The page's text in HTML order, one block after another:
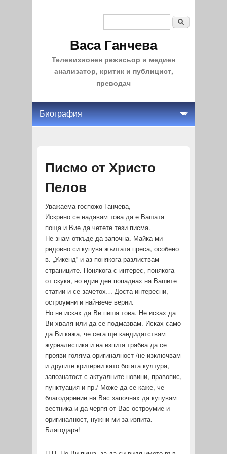
Васа Ганчева
Телевизионен режисьор и медиен
анализатор, критик и публицист,
преводач
Писмо от Христо
Пелов
Уважаема госпожо Ганчева,
Искрено се надявам това да е Вашата
поща и Вие да четете тези писма.
Не знам откъде да започна. Майка ми
редовно си купува жълтата преса, особено
в. „Уикенд” и аз понякога разлиствам
страниците. Понякога с интерес, понякога
от скука, но един ден попаднах на Вашите
статии и се зачетох… Доста интересни,
остроумни и най-вече верни.
Но не исках да Ви пиша това. Не исках да
Ви хваля или да се подмазвам. Исках само
да Ви кажа, че сега ще кандидатствам
журналистика и на изпита трябва да се
прояви голяма оригиналност /не изключвам
и другите критерии като богата култура,
запознатост с актуалните новини, правопис,
пунктуация и пр./ Може да се каже, че
благодарение на Вас започнах да купувам
вестника и да черпя от Вас остроумие и
оригиналност, нужни ми за изпита.
Благодаря!